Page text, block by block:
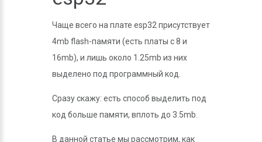
Чаще всего на плате esp32 присутствует
4mb flash-памяти (есть платы с 8 и
16mb), и лишь около 1.25mb из них
выделено под программный код.
Сразу скажу: есть способ выделить под
код больше памяти, вплоть до 3.5mb.
В данной статье мы рассмотрим, как